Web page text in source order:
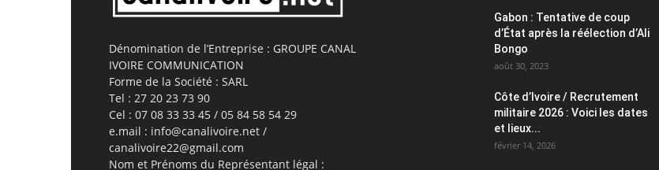
Dénomination de l’Entreprise : GROUPE CANAL
IVOIRE COMMUNICATION
Forme de la Société : SARL
Tel : 27 20 23 73 90
Cel : 07 08 33 33 45 / 05 84 58 54 29
e.mail : info@canalivoire.net /
canalivoire22@gmail.com
Nom et Prénoms du Représentant légal :
Gabon : Tentative de coup
d’État après la réélection d’Ali
Bongo
août 30, 2023
Côte d’Ivoire / Recrutement
militaire 2026 : Voici les dates
et lieux...
février 14, 2026